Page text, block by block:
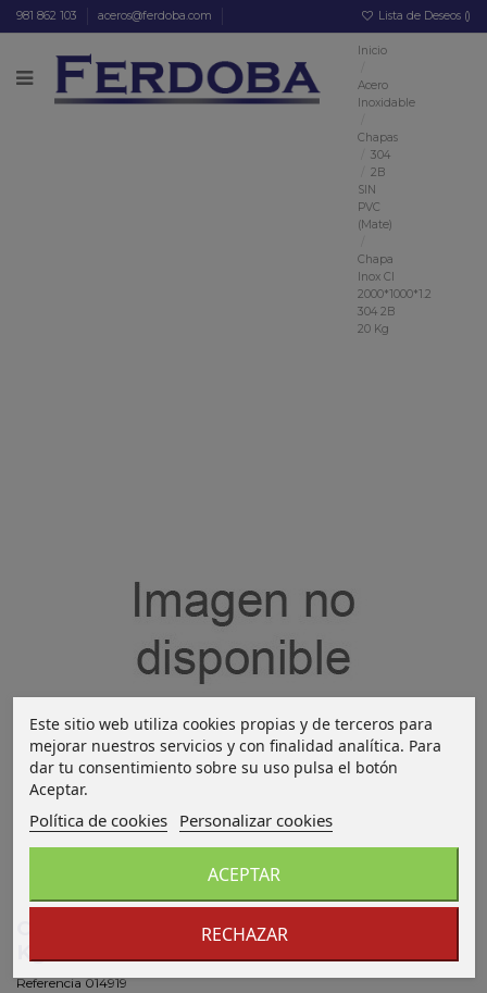
981 862 103 aceros@ferdoba.com Lista de Deseos ()
Inicio
Acero
Inoxidable
Chapas
304
2B
SIN
PVC
(Mate)
Chapa
Inox CI
2000*1000*1.2
304 2B
20 Kg
Chapa Inox CI 2000*1000*1.2 304 2B 20
Referencia 014919
Este sitio web utiliza cookies propias y de terceros para
mejorar nuestros servicios y con finalidad analítica. Para
dar tu consentimiento sobre su uso pulsa el botón
Aceptar.
Política de cookies Personalizar cookies
RECHAZAR
ACEPTAR